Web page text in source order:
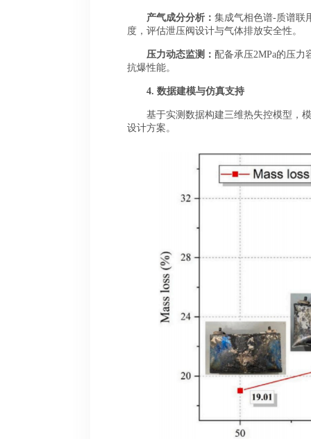
产气成分分析： 集成气相色谱-质谱联
度，评估泄压阀设计与气体排放安全性。
压力动态监测： 配备承压2MPa的压力
抗爆性能。
4. 数据建模与仿真支持
基于实测数据构建三维热失控模型，
设计方案。